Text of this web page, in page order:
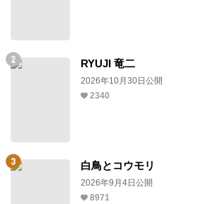
RYUJI 竜二
2026年10月30日公開
2340
白鳥とコウモリ
2026年9月4日公開
8971